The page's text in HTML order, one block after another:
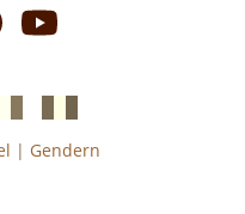
italienische
| Gendern